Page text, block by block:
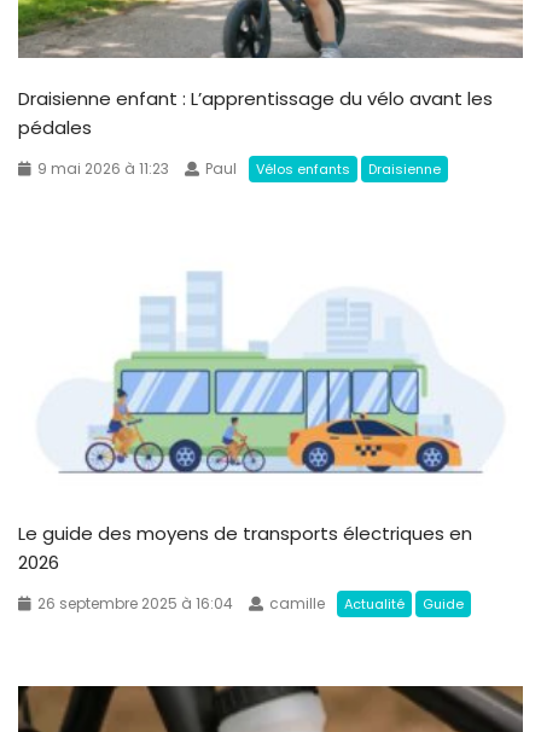
Draisienne enfant : L’apprentissage du vélo avant les
pédales
9 mai 2026 à 11:23 Paul Vélos enfants Draisienne
Le guide des moyens de transports électriques en
2026
26 septembre 2025 à 16:04 camille Actualité Guide